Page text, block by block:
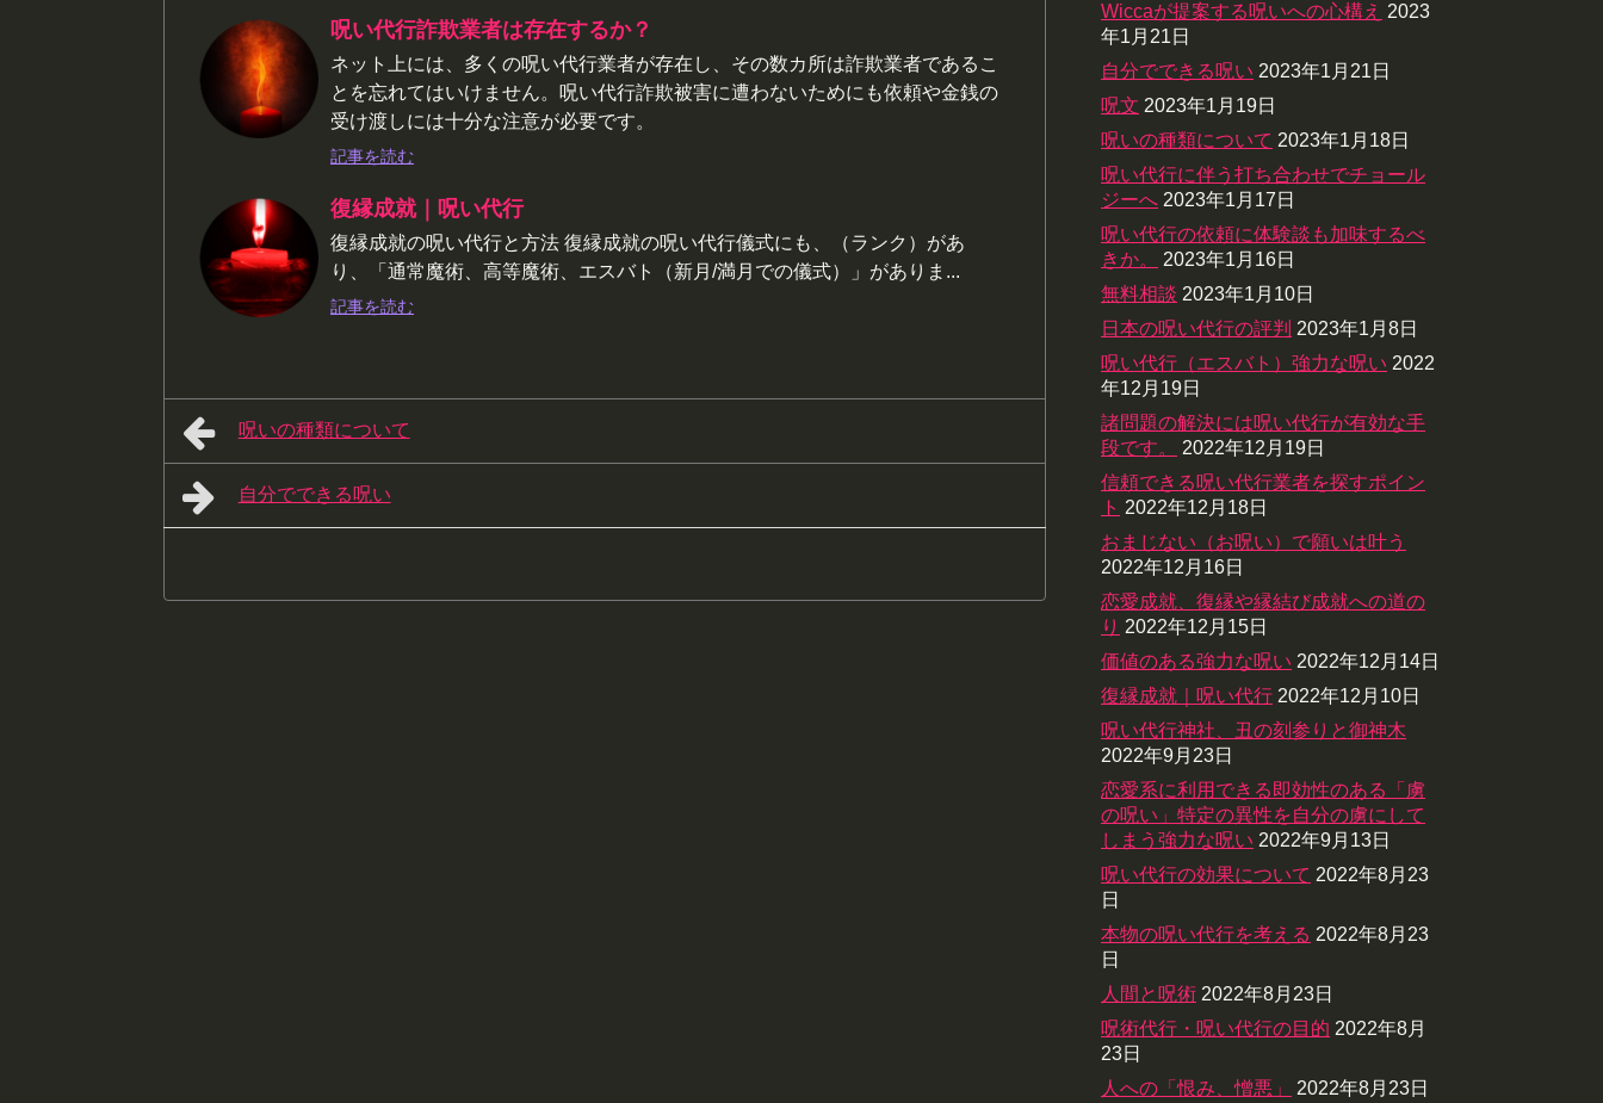
呪い代行詐欺業者は存在するか？
ネット上には、多くの呪い代行業者が存在し、その数カ所は詐欺業者であるこ
とを忘れてはいけません。呪い代行詐欺被害に遭わないためにも依頼や金銭の
受け渡しには十分な注意が必要です。
記事を読む
復縁成就｜呪い代行
復縁成就の呪い代行と方法 復縁成就の呪い代行儀式にも、（ランク）があ
り、「通常魔術、高等魔術、エスバト（新月/満月での儀式）」がありま...
記事を読む
呪いの種類について
自分でできる呪い
Wiccaが提案する呪いへの心構え 2023
年1月21日
自分でできる呪い 2023年1月21日
呪文 2023年1月19日
呪いの種類について 2023年1月18日
呪い代行に伴う打ち合わせでチョール
ジーへ 2023年1月17日
呪い代行の依頼に体験談も加味するべ
きか。
2023年1月16日
無料相談 2023年1月10日
日本の呪い代行の評判 2023年1月8日
呪い代行（エスバト）強力な呪い 2022
年12月19日
諸問題の解決には呪い代行が有効な手
段です。
2022年12月19日
信頼できる呪い代行業者を探すポイン
ト 2022年12月18日
おまじない（お呪い）で願いは叶う
2022年12月16日
恋愛成就、復縁や縁結び成就への道の
り 2022年12月15日
価値のある強力な呪い 2022年12月14日
復縁成就｜呪い代行 2022年12月10日
呪い代行神社、丑の刻参りと御神木
2022年9月23日
恋愛系に利用できる即効性のある「虜
の呪い」特定の異性を自分の虜にして
しまう強力な呪い 2022年9月13日
呪い代行の効果について 2022年8月23
日
本物の呪い代行を考える 2022年8月23
日
人間と呪術 2022年8月23日
呪術代行・呪い代行の目的 2022年8月
23日
人への「恨み、憎悪」
2022年8月23日